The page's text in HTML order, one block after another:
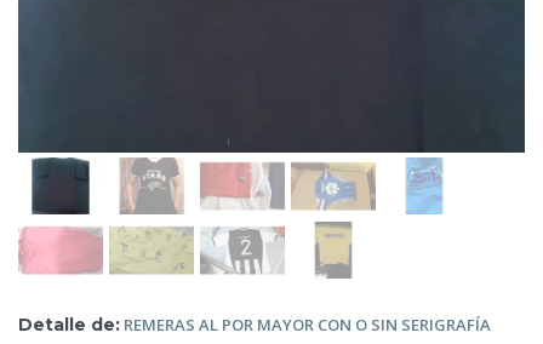
Detalle de: REMERAS AL POR MAYOR CON O SIN SERIGRAFÍA